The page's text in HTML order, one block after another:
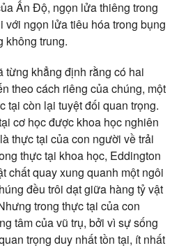
Ấn Độ, ngọn lửa thiêng trong
với ngọn lửa tiêu hóa trong bụng
không trung.
từng khẳng định rằng có hai
theo cách riêng của chúng, một
tại còn lại tuyệt đối quan trọng.
cơ học được khoa học nghiên
thực tại của con người về trải
thực tại khoa học, Eddington
chất quay xung quanh một ngôi
đều trôi dạt giữa hàng tỷ vật
trong thực tại của con
tâm của vũ trụ, bởi vì sự sống
trọng duy nhất tồn tại, ít nhất